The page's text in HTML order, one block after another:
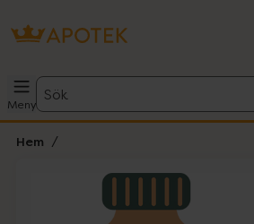
Meny
Sök
Hem
Lista: . Innehåller 1 objekt.